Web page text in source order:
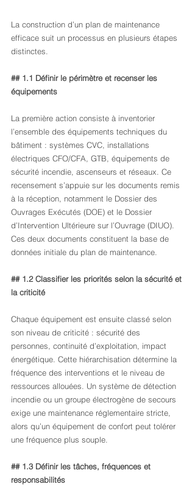
La construction d’un plan de maintenance
efficace suit un processus en plusieurs étapes
distinctes.
## 1.1 Définir le périmètre et recenser les
équipements
La première action consiste à inventorier
l’ensemble des équipements techniques du
bâtiment : systèmes CVC, installations
électriques CFO/CFA, GTB, équipements de
sécurité incendie, ascenseurs et réseaux. Ce
recensement s’appuie sur les documents remis
à la réception, notamment le Dossier des
Ouvrages Exécutés (DOE) et le Dossier
d’Intervention Ultérieure sur l’Ouvrage (DIUO).
Ces deux documents constituent la base de
données initiale du plan de maintenance.
## 1.2 Classifier les priorités selon la sécurité et
la criticité
Chaque équipement est ensuite classé selon
son niveau de criticité : sécurité des
personnes, continuité d’exploitation, impact
énergétique. Cette hiérarchisation détermine la
fréquence des interventions et le niveau de
ressources allouées. Un système de détection
incendie ou un groupe électrogène de secours
exige une maintenance réglementaire stricte,
alors qu’un équipement de confort peut tolérer
une fréquence plus souple.
## 1.3 Définir les tâches, fréquences et
responsabilités